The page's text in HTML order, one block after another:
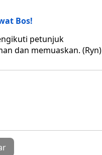
Bos!
petunjuk
dan memuaskan. (Ryn)